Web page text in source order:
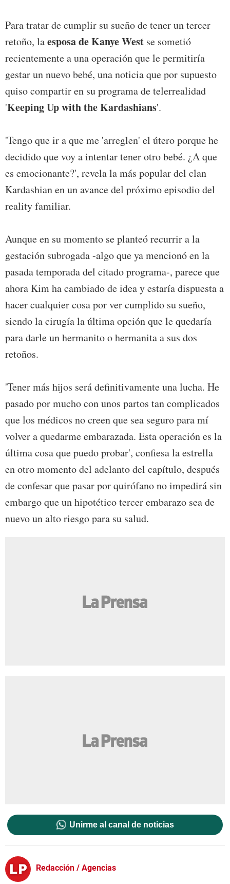
Para tratar de cumplir su sueño de tener un tercer
retoño, laesposa de Kanye West se sometió
recientemente a una operación que le permitiría
gestar un nuevo bebé, una noticia que por supuesto
quiso compartir en su programa de telerrealidad
'Keeping Up with the Kardashians'.
'Tengo que ir a que me 'arreglen' el útero porque he
decidido que voy a intentar tener otro bebé. ¿A que
es emocionante?', revela la más popular del clan
Kardashian en un avance del próximo episodio del
reality familiar.
Aunque en su momento se planteó recurrir a la
gestación subrogada -algo que ya mencionó en la
pasada temporada del citado programa-, parece que
ahora Kim ha cambiado de idea y estaría dispuesta a
hacer cualquier cosa por ver cumplido su sueño,
siendo la cirugía la última opción que le quedaría
para darle un hermanito o hermanita a sus dos
retoños.
'Tener más hijos será definitivamente una lucha. He
pasado por mucho con unos partos tan complicados
que los médicos no creen que sea seguro para mí
volver a quedarme embarazada. Esta operación es la
última cosa que puedo probar', confiesa la estrella
en otro momento del adelanto del capítulo, después
de confesar que pasar por quirófano no impedirá sin
embargo que un hipotético tercer embarazo sea de
nuevo un alto riesgo para su salud.
Unirme al canal de noticias
Redacción / Agencias